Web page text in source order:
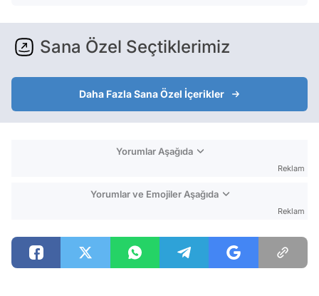
Sana Özel Seçtiklerimiz
Daha Fazla Sana Özel İçerikler
Yorumlar Aşağıda
Reklam
Yorumlar ve Emojiler Aşağıda
Reklam